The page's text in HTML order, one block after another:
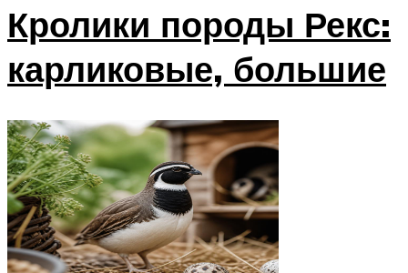
Кролики породы Рекс:
карликовые, большие